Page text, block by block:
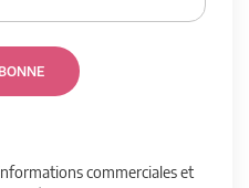
commerciales et